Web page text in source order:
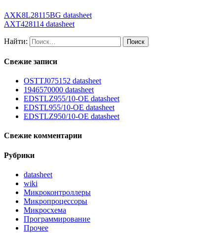
AXK8L28115BG datasheet
AXT428114 datasheet
Найти:
Свежие записи
OSTTJ075152 datasheet
1946570000 datasheet
EDSTLZ955/10-OE datasheet
EDSTL955/10-OE datasheet
EDSTLZ950/10-OE datasheet
Свежие комментарии
Рубрики
datasheet
wiki
Микроконтроллеры
Микропроцессоры
Микросхема
Программирование
Прочее